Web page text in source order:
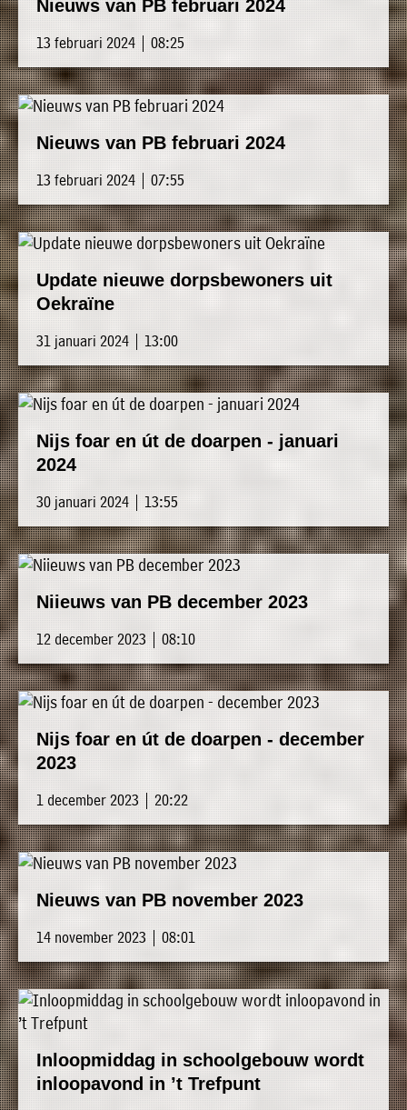
Nieuws van PB februari 2024
13 februari 2024 | 08:25
Nieuws van PB februari 2024
13 februari 2024 | 07:55
Update nieuwe dorpsbewoners uit
Oekraïne
31 januari 2024 | 13:00
Nijs foar en út de doarpen - januari
2024
30 januari 2024 | 13:55
Niieuws van PB december 2023
12 december 2023 | 08:10
Nijs foar en út de doarpen - december
2023
1 december 2023 | 20:22
Nieuws van PB november 2023
14 november 2023 | 08:01
Inloopmiddag in schoolgebouw wordt
inloopavond in ’t Trefpunt